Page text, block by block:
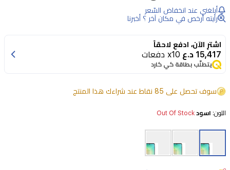
أبلغني عند انخفاض السّعر
رأيته أرخص في مكان آخر ؟ أخبرنا
اشترِ الآن، ادفع لاحقاً
15,417 د.ع x10 دفعات
يتطلّب بطاقة كي كارد
سوف تحصل على 85 نقاط عند شراءك هذا المنتج
اللون: اسود Out Of Stock